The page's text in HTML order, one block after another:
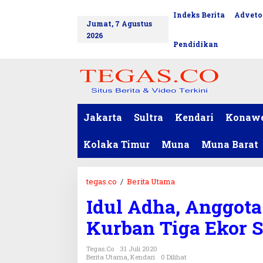
Jumat, 7 Agustus
2026
Indeks Berita
Pendidikan
Jakarta Sultra Kendari
Kolaka Timur Muna Muna Barat
tegas.co / Berita Utama
l
A
Idul Adha,
Kurban Tiga Ekor
Tegas.co
31 Juli 2020
Berita Utama, Kendari 0 Dilihat